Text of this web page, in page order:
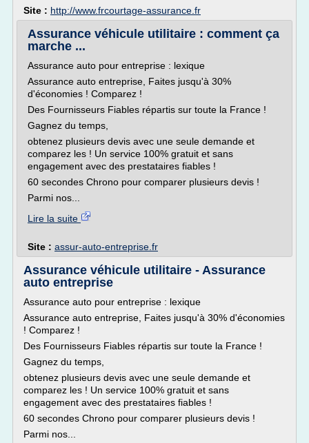
Site : http://www.frcourtage-assurance.fr
Assurance véhicule utilitaire : comment ça
marche ...
Assurance auto pour entreprise : lexique
Assurance auto entreprise, Faites jusqu'à 30%
d'économies ! Comparez !
Des Fournisseurs Fiables répartis sur toute la France !
Gagnez du temps,
obtenez plusieurs devis avec une seule demande et
comparez les ! Un service 100% gratuit et sans
engagement avec des prestataires fiables !
60 secondes Chrono pour comparer plusieurs devis !
Parmi nos...
Lire la suite
Site : assur-auto-entreprise.fr
Assurance véhicule utilitaire - Assurance
auto entreprise
Assurance auto pour entreprise : lexique
Assurance auto entreprise, Faites jusqu'à 30% d'économies
! Comparez !
Des Fournisseurs Fiables répartis sur toute la France !
Gagnez du temps,
obtenez plusieurs devis avec une seule demande et
comparez les ! Un service 100% gratuit et sans
engagement avec des prestataires fiables !
60 secondes Chrono pour comparer plusieurs devis !
Parmi nos...